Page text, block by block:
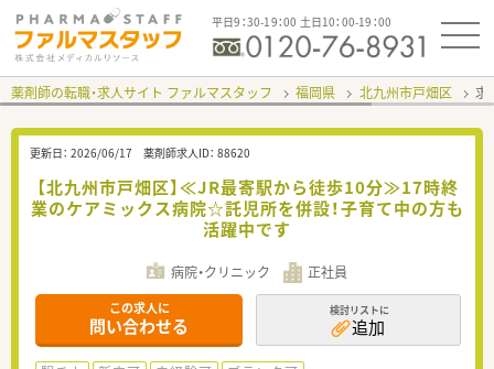
平日9：30-19：00 土日10：00-19：00
薬剤師の転職・求人サイト ファルマスタッフ 福岡県 北九州市戸畑区 求
更新日： 2026/06/17 薬剤師求人ID： 88620
【北九州市戸畑区】≪JR最寄駅から徒歩10分≫17時終
業のケアミックス病院☆託児所を併設！子育て中の方も
活躍中です
病院・クリニック 正社員
この求人に
問い合わせる
検討リストに
追加